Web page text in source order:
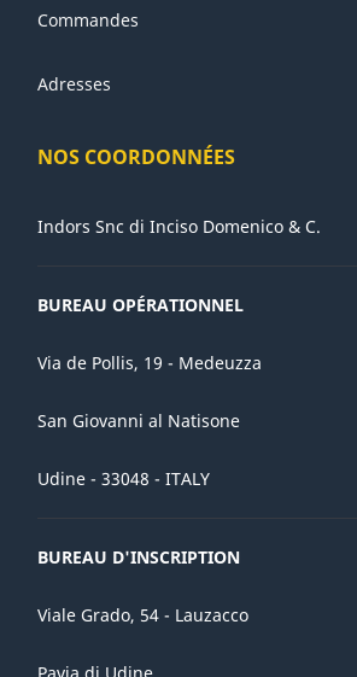
Commandes
Adresses
NOS COORDONNÉES
Indors Snc di Inciso Domenico & C.
BUREAU OPÉRATIONNEL
Via de Pollis, 19 - Medeuzza
San Giovanni al Natisone
Udine - 33048 - ITALY
BUREAU D'INSCRIPTION
Viale Grado, 54 - Lauzacco